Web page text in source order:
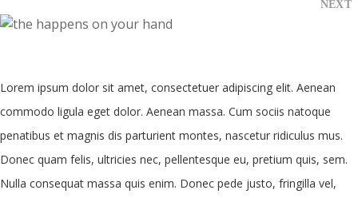
NEXT
Lorem ipsum dolor sit amet, consectetuer adipiscing elit. Aenean
commodo ligula eget dolor. Aenean massa. Cum sociis natoque
penatibus et magnis dis parturient montes, nascetur ridiculus mus.
Donec quam felis, ultricies nec, pellentesque eu, pretium quis, sem.
Nulla consequat massa quis enim. Donec pede justo, fringilla vel,